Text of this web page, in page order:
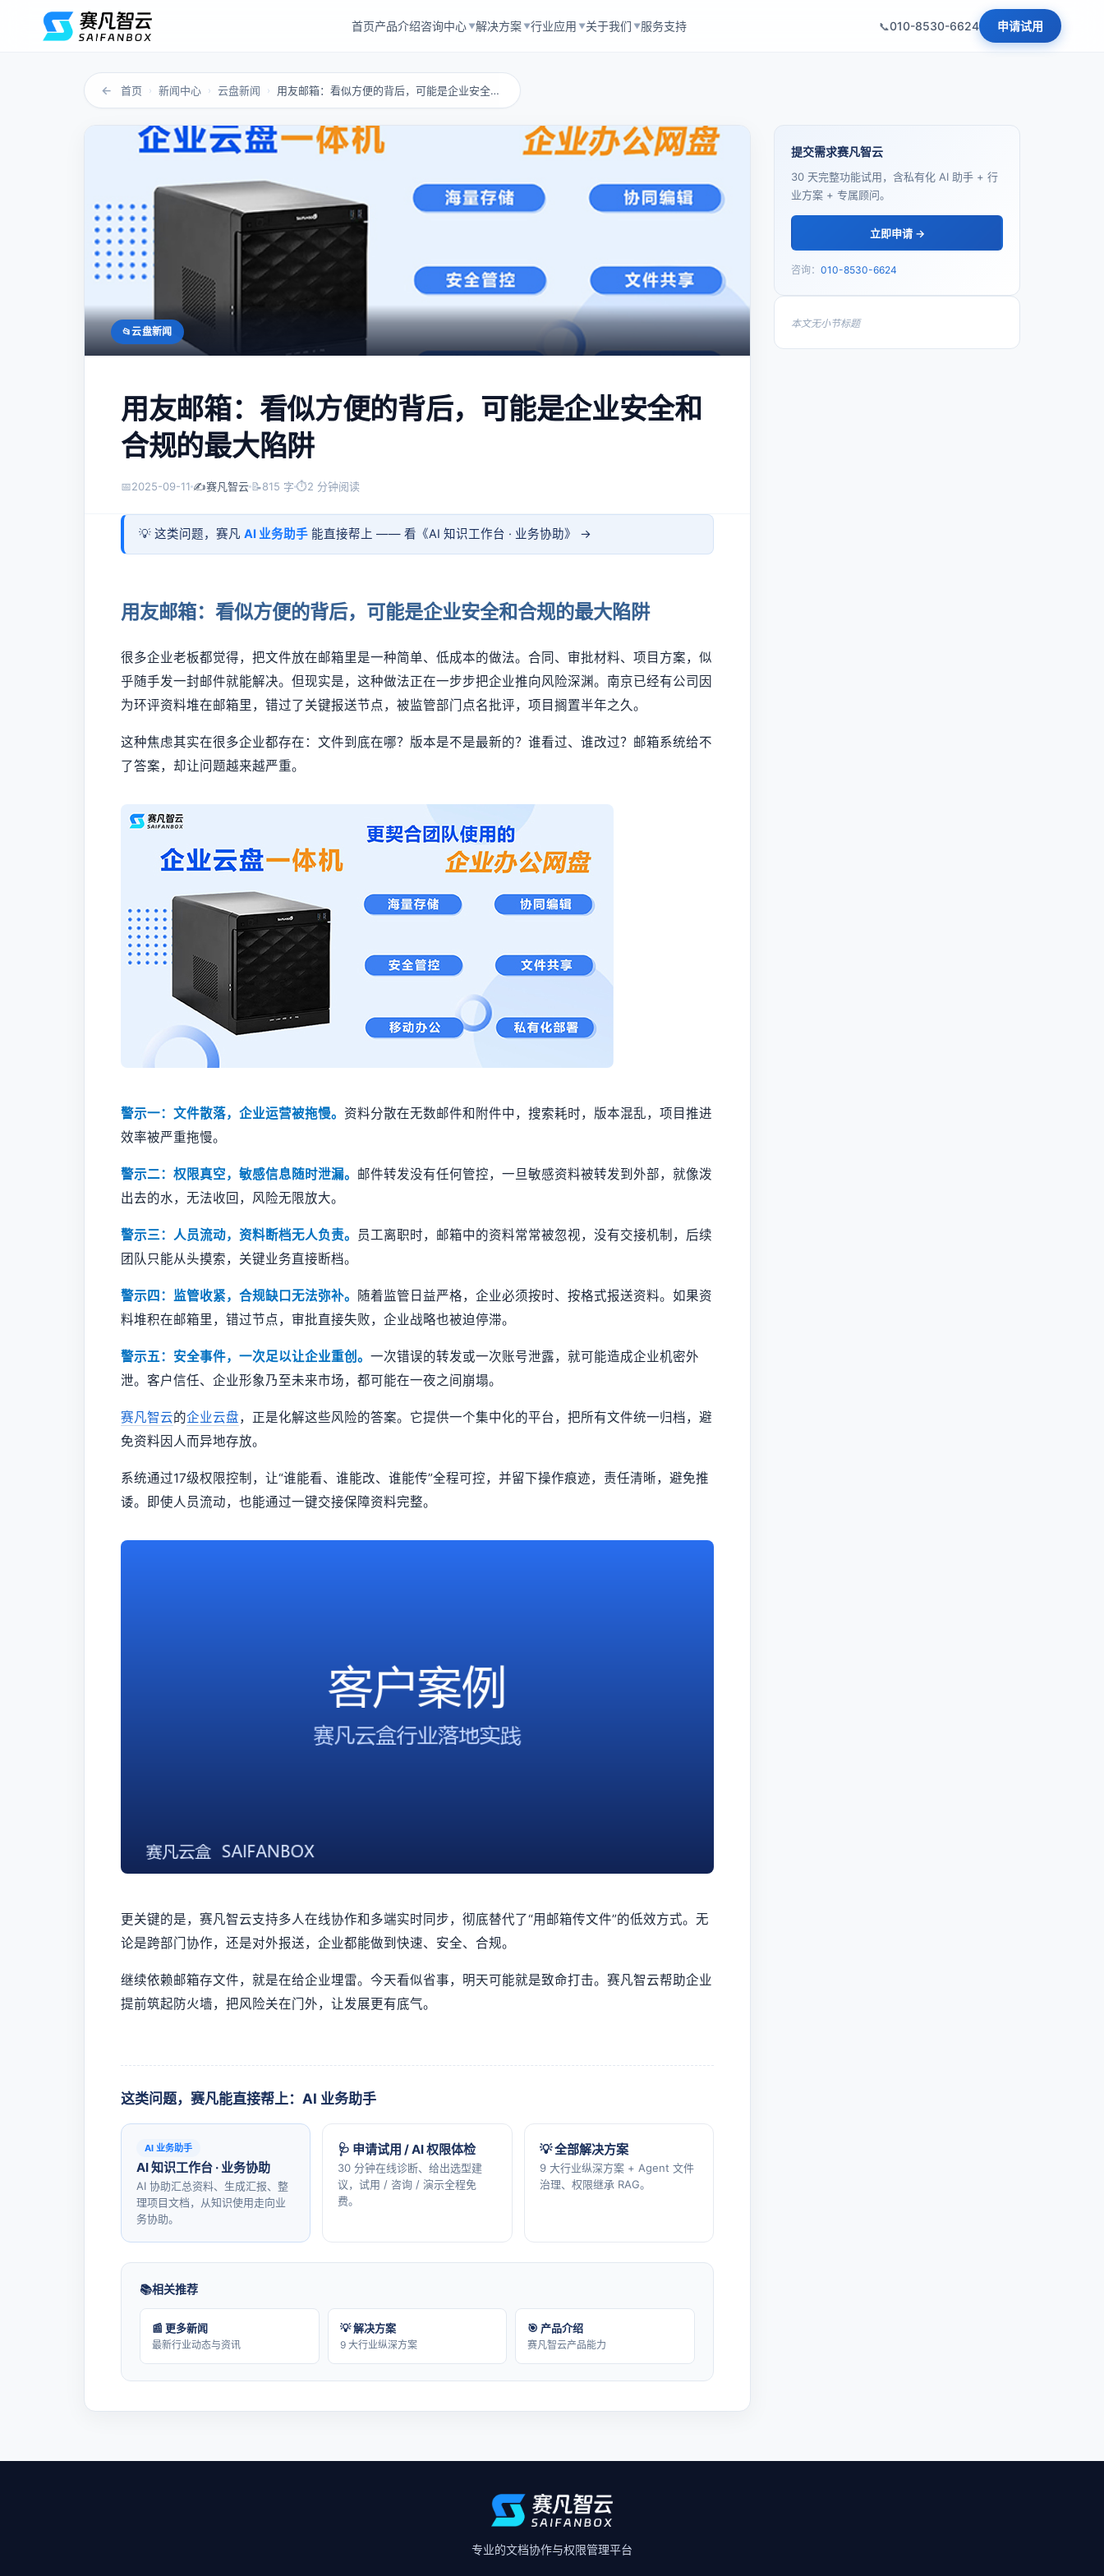
首页产品介绍咨询中心 ▼解决方案 ▼行业应用 ▼关于我们 ▼服务支持 010-8530-6624 申请试用
← 首页 › 新闻中心 › 云盘新闻 › 用友邮箱：看似方便的背后，可能是企业安全和合...
云盘新闻
用友邮箱：看似方便的背后，可能是企业安全和
合规的最大陷阱
📅2025-09-11 ✍️赛凡智云 📝815 字 ⏱2 分钟阅读
💡 这类问题，赛凡 AI 业务助手 能直接帮上 —— 看《AI 知识工作台 · 业务协助》 →
用友邮箱：看似方便的背后，可能是企业安全和合规的最大陷阱
很多企业老板都觉得，把文件放在邮箱里是一种简单、低成本的做法。合同、审批材料、项目方案，似
乎随手发一封邮件就能解决。但现实是，这种做法正在一步步把企业推向风险深渊。南京已经有公司因
为环评资料堆在邮箱里，错过了关键报送节点，被监管部门点名批评，项目搁置半年之久。
这种焦虑其实在很多企业都存在：文件到底在哪？版本是不是最新的？谁看过、谁改过？邮箱系统给不
了答案，却让问题越来越严重。
警示一：文件散落，企业运营被拖慢。 资料分散在无数邮件和附件中，搜索耗时，版本混乱，项目推进
效率被严重拖慢。
警示二：权限真空，敏感信息随时泄漏。 邮件转发没有任何管控，一旦敏感资料被转发到外部，就像泼
出去的水，无法收回，风险无限放大。
警示三：人员流动，资料断档无人负责。
员工离职时，邮箱中的资料常常被忽视，没有交接机制，后续
团队只能从头摸索，关键业务直接断档。
警示四：监管收紧，合规缺口无法弥补。
随着监管日益严格，企业必须按时、按格式报送资料。如果资
料堆积在邮箱里，错过节点，审批直接失败，企业战略也被迫停滞。
警示五：安全事件，一次足以让企业重创。 一次错误的转发或一次账号泄露，就可能造成企业机密外
泄。客户信任、企业形象乃至未来市场，都可能在一夜之间崩塌。
赛凡智云的企业云盘，正是化解这些风险的答案。它提供一个集中化的平台，把所有文件统一归档，避
免资料因人而异地存放。
系统通过17级权限控制，让“谁能看、谁能改、谁能传”全程可控，并留下操作痕迹，责任清晰，避免推
诿。即使人员流动，也能通过一键交接保障资料完整。
更关键的是，赛凡智云支持多人在线协作和多端实时同步，彻底替代了“用邮箱传文件”的低效方式。无
论是跨部门协作，还是对外报送，企业都能做到快速、安全、合规。
继续依赖邮箱存文件，就是在给企业埋雷。今天看似省事，明天可能就是致命打击。赛凡智云帮助企业
提前筑起防火墙，把风险关在门外，让发展更有底气。
这类问题，赛凡能直接帮上：AI 业务助手
AI 业务助手
AI 知识工作台 · 业务协助
AI 协助汇总资料、生成汇报、整
理项目文档，从知识使用走向业
务协助。
🩺 申请试用 / AI 权限体检
30 分钟在线诊断、给出选型建
议，试用 / 咨询 / 演示全程免
费。
💡 全部解决方案
9 大行业纵深方案 + Agent 文件
治理、权限继承 RAG。
相关推荐
📰 更多新闻
最新行业动态与资讯
💡 解决方案
9 大行业纵深方案
🎯 产品介绍
赛凡智云产品能力
提交需求赛凡智云
30 天完整功能试用，含私有化 AI 助手 + 行
业方案 + 专属顾问。
立即申请 →
咨询： 010-8530-6624
本文无小节标题
专业的文档协作与权限管理平台